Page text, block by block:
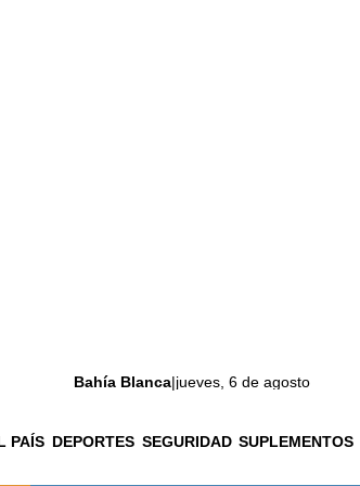
Bahía Blanca|jueves, 6 de agosto
PAÍS DEPORTES SEGURIDAD SUPLEMENTOS